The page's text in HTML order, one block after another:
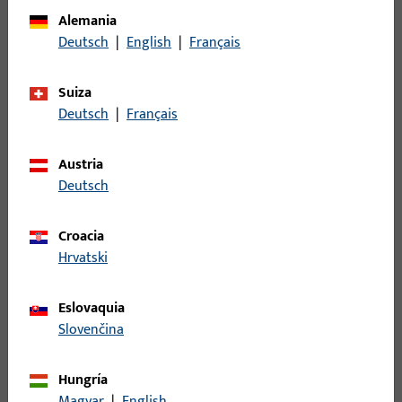
Descripción del acabado
Unidad de embalaje
Inicie sesión con sus datos de cliente para obtener
Alemania
Deutsch | English | Français
Suiza
Deutsch | Français
Austria
Deutsch
Croacia
Hrvatski
Eslovaquia
Slovenčina
Hungría